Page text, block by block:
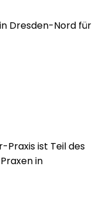
Dresden-Nord für
Praxis ist Teil des
in